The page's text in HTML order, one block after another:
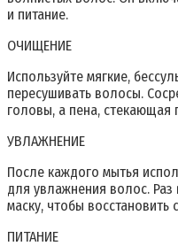
и питание.
ОЧИЩЕНИЕ
Используйте мягкие,
пересушивать волосы.
головы, а пена, стекающая
УВЛАЖНЕНИЕ
После каждого мытья
для увлажнения волос.
маску, чтобы восстановить
ПИТАНИЕ